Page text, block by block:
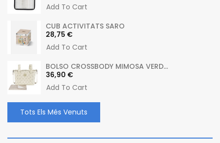
Add To Cart
CUB ACTIVITATS SARO
Preu
28,75 €
Add To Cart
BOLSO CROSSBODY MIMOSA VERD...
Preu
36,90 €
Add To Cart
Tots Els Més Venuts